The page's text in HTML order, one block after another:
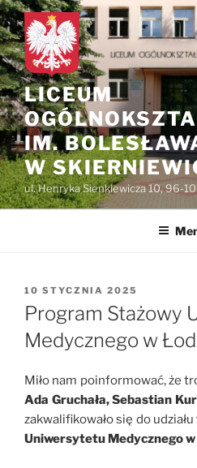
treści
Przejdź
do
treści
LICEUM
IM.
W
ul. Henryka Sienkiewicza 10, 96-
OPUBLIKOWANE
W
10 STYCZNIA 2025
Program Stażowy
Medycznego w
Miło nam poinformować, że
Ada Gruchała, Sebastian
zakwalifikowało się do udziału
Uniwersytetu Medycznego